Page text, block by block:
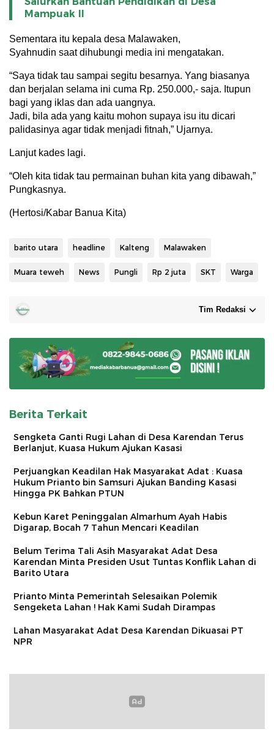
Mampuak ll
Sementara itu kepala desa Malawaken,
Syahnudin saat dihubungi media ini mengatakan.
“Saya tidak tau sampai segitu besarnya. Yang biasanya
dan berjalan selama ini cuma Rp. 250.000,- saja. Itupun
bagi yang iklas dan ada uangnya.
Jadi, bila ada yang kaitu mohon supaya isu itu dicari
palidasinya agar tidak menjadi fitnah,” Ujarnya.
Lanjut kades lagi.
“Oleh kita tidak tau permainan buhan kita yang dibawah,”
Pungkasnya.
(Hertosi/Kabar Banua Kita)
barito utara headline Kalteng Malawaken
Muara teweh News Pungli Rp 2 juta SKT Warga
Tim Redaksi
Berita Terkait
Sengketa Ganti Rugi Lahan di Desa Karendan Terus
Berlanjut, Kuasa Hukum Ajukan Kasasi
Perjuangkan Keadilan Hak Masyarakat Adat : Kuasa
Hukum Prianto bin Samsuri Ajukan Banding Kasasi
Hingga PK Bahkan PTUN
Kebun Karet Peninggalan Almarhum Ayah Habis
Digarap, Bocah 7 Tahun Mencari Keadilan
Belum Terima Tali Asih Masyarakat Adat Desa
Karendan Minta Presiden Usut Tuntas Konflik Lahan di
Barito Utara
Prianto Minta Pemerintah Selesaikan Polemik
Sengeketa Lahan ! Hak Kami Sudah Dirampas
Lahan Masyarakat Adat Desa Karendan Dikuasai PT
NPR